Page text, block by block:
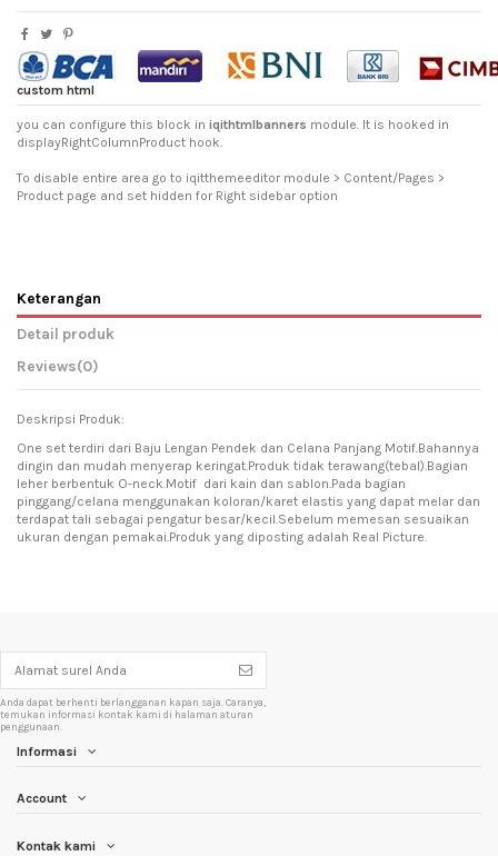
custom html
you can configure this block in iqithtmlbanners module. It is hooked in
displayRightColumnProduct hook.
To disable entire area go to iqitthemeeditor module > Content/Pages >
Product page and set hidden for Right sidebar option
Keterangan
Detail produk
Reviews(0)
Deskripsi Produk:
One set terdiri dari Baju Lengan Pendek dan Celana Panjang Motif.Bahannya
dingin dan mudah menyerap keringat.Produk tidak terawang(tebal).Bagian
leher berbentuk O-neck.Motif dari kain dan sablon.Pada bagian
pinggang/celana menggunakan koloran/karet elastis yang dapat melar dan
terdapat tali sebagai pengatur besar/kecil.Sebelum memesan sesuaikan
ukuran dengan pemakai.Produk yang diposting adalah Real Picture.
Anda dapat berhenti berlangganan kapan saja. Caranya,
temukan informasi kontak kami di halaman aturan
penggunaan.
Informasi
Account
Kontak kami